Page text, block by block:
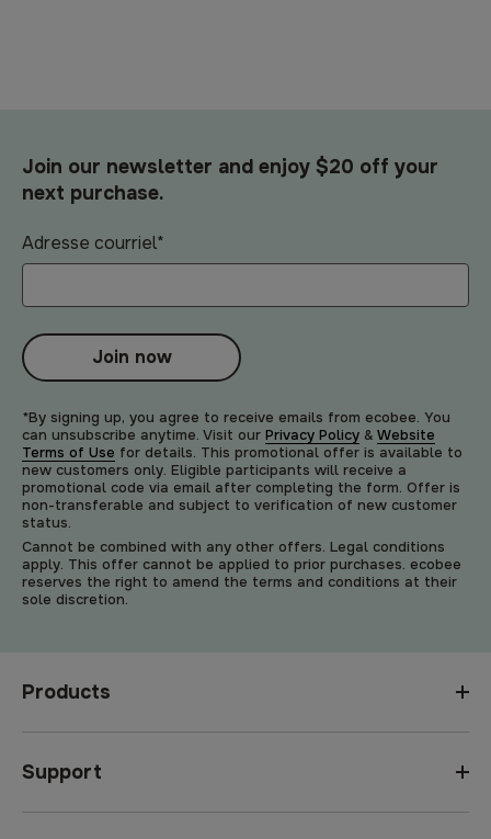
Join our newsletter and enjoy $20 off your
next purchase.
Adresse courriel*
Join now
*By signing up, you agree to receive emails from ecobee. You
can unsubscribe anytime. Visit our Privacy Policy & Website
Terms of Use for details. This promotional offer is available to
new customers only. Eligible participants will receive a
promotional code via email after completing the form. Offer is
non-transferable and subject to verification of new customer
status.
Cannot be combined with any other offers. Legal conditions
apply. This offer cannot be applied to prior purchases. ecobee
reserves the right to amend the terms and conditions at their
sole discretion.
Products
Support